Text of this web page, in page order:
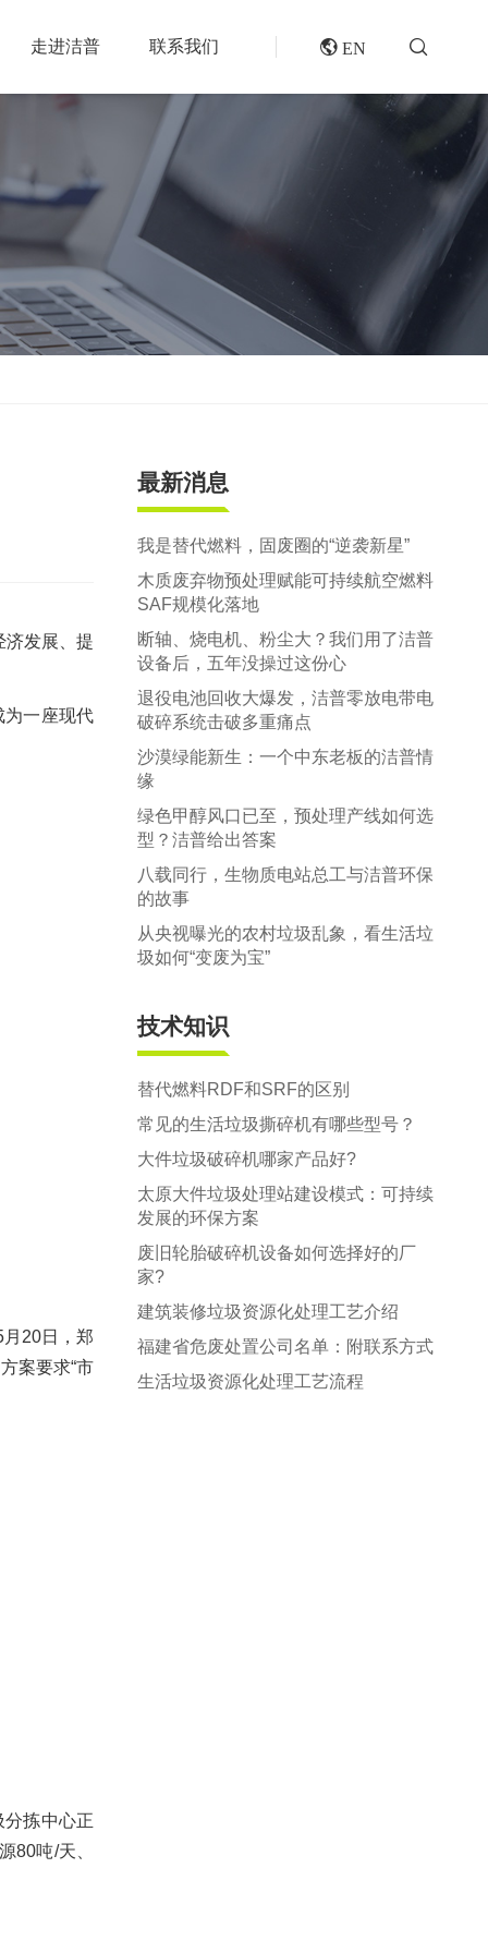
封闭式破碎系统
废轮胎热解系统
橡胶破胶机组
分选分离设备
滚筒筛
磁选机
涡电流分选机
专题报道
风电叶片回收处理方案及核心设备
垃圾衍生燃料RDF/SRF生产线系统
再生资源绿色分拣中心的建设规划和设备选择
水泥窑协同处置固废预处理系统
郑州市中原区生活垃圾分拣中心项目
建筑,装修,大件垃圾三位一体联合处置
走进洁普 联系我们  EN
济发展、提
为一座现代
20日，郑
案要求“市
拣中心正
80吨/天、
最新消息
我是替代燃料，固废圈的“逆袭新星”
木质废弃物预处理赋能可持续航空燃料
SAF规模化落地
断轴、烧电机、粉尘大？我们用了洁普
设备后，五年没操过这份心
退役电池回收大爆发，洁普零放电带电
破碎系统击破多重痛点
沙漠绿能新生：一个中东老板的洁普情
缘
绿色甲醇风口已至，预处理产线如何选
型？洁普给出答案
八载同行，生物质电站总工与洁普环保
的故事
从央视曝光的农村垃圾乱象，看生活垃
圾如何“变废为宝”
技术知识
替代燃料RDF和SRF的区别
常见的生活垃圾撕碎机有哪些型号？
大件垃圾破碎机哪家产品好?
太原大件垃圾处理站建设模式：可持续
发展的环保方案
废旧轮胎破碎机设备如何选择好的厂
家?
建筑装修垃圾资源化处理工艺介绍
福建省危废处置公司名单：附联系方式
生活垃圾资源化处理工艺流程